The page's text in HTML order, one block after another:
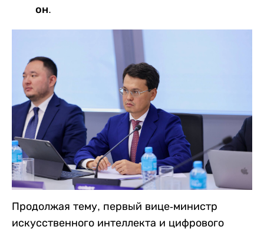
он.
Продолжая тему, первый вице-министр
искусственного интеллекта и цифрового